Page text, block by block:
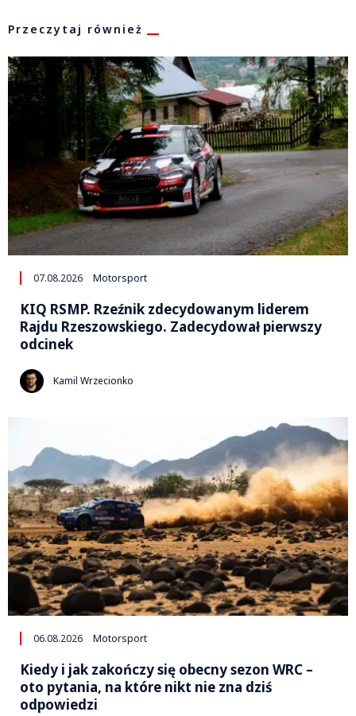
Przeczytaj również
07.08.2026 Motorsport
KIQ RSMP. Rzeźnik zdecydowanym liderem
Rajdu Rzeszowskiego. Zadecydował pierwszy
odcinek
Kamil Wrzecionko
06.08.2026 Motorsport
Kiedy i jak zakończy się obecny sezon WRC –
oto pytania, na które nikt nie zna dziś
odpowiedzi